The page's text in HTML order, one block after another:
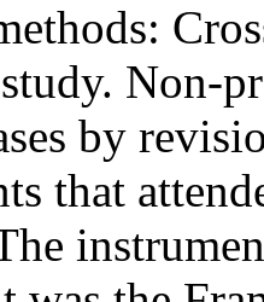
Non-
by
that